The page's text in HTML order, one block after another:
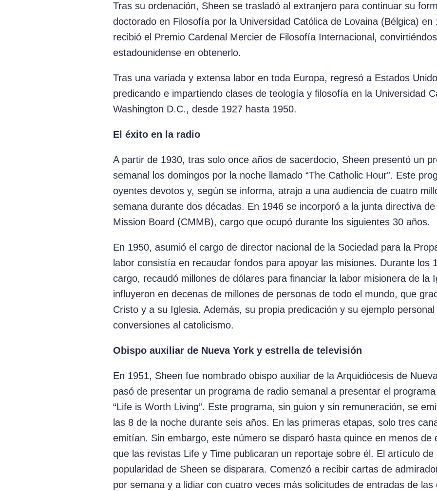
Tras su ordenación, Sheen se trasladó al extranjero para continuar su
doctorado en Filosofía por la Universidad Católica de Lovaina (Bélgica)
recibió el Premio Cardenal Mercier de Filosofía Internacional,
estadounidense en obtenerlo.
Tras una variada y extensa labor en toda Europa, regresó a Estados
predicando e impartiendo clases de teología y filosofía en la Universidad
Washington D.C., desde 1927 hasta 1950.
El éxito en la radio
A partir de 1930, tras solo once años de sacerdocio, Sheen presentó un
semanal los domingos por la noche llamado “The Catholic Hour”. Este
oyentes devotos y, según se informa, atrajo a una audiencia de cuatro
semana durante dos décadas. En 1946 se incorporó a la junta directiva de
Mission Board (CMMB), cargo que ocupó durante los siguientes 30 años.
En 1950, asumió el cargo de director nacional de la Sociedad para la
labor consistía en recaudar fondos para apoyar las misiones. Durante los
cargo, recaudó millones de dólares para financiar la labor misionera de la
influyeron en decenas de millones de personas de todo el mundo, que
Cristo y a su Iglesia. Además, su propia predicación y su ejemplo
conversiones al catolicismo.
Obispo auxiliar de Nueva York y estrella de televisión
En 1951, Sheen fue nombrado obispo auxiliar de la Arquidiócesis de
pasó de presentar un programa de radio semanal a presentar el
“Life is Worth Living”. Este programa, sin guion y sin remuneración, se
las 8 de la noche durante seis años. En las primeras etapas, solo tres
emitían. Sin embargo, este número se disparó hasta quince en menos de
que las revistas Life y Time publicaran un reportaje sobre él. El artículo
popularidad de Sheen se disparara. Comenzó a recibir cartas de
por semana y a lidiar con cuatro veces más solicitudes de entradas de las